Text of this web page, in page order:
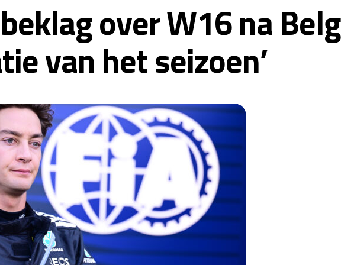
over W16 na
van het seizoen’